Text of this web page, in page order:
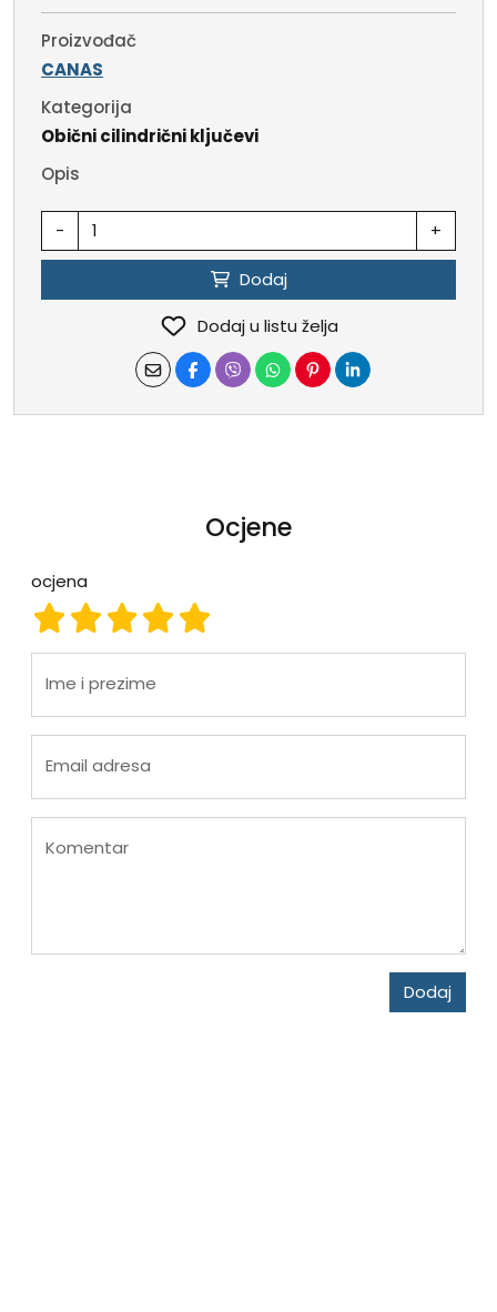
Proizvođač
CANAS
Kategorija
Obični cilindrični ključevi
Opis
- +
Dodaj
Dodaj u listu želja
Ocjene
ocjena
ocjena 5
ocjena 4
ocjena 3
ocjena 2
ocjena 1
Ime i prezime
Email adresa
Komentar
Dodaj